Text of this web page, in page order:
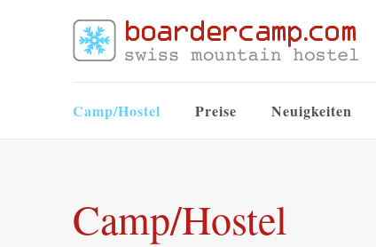
Camp/Hostel Preise Neuigkeiten
Camp/Hostel